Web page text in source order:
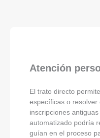
Atención
El trato directo
específicas o
inscripciones
automatizado podría
guían en el proceso